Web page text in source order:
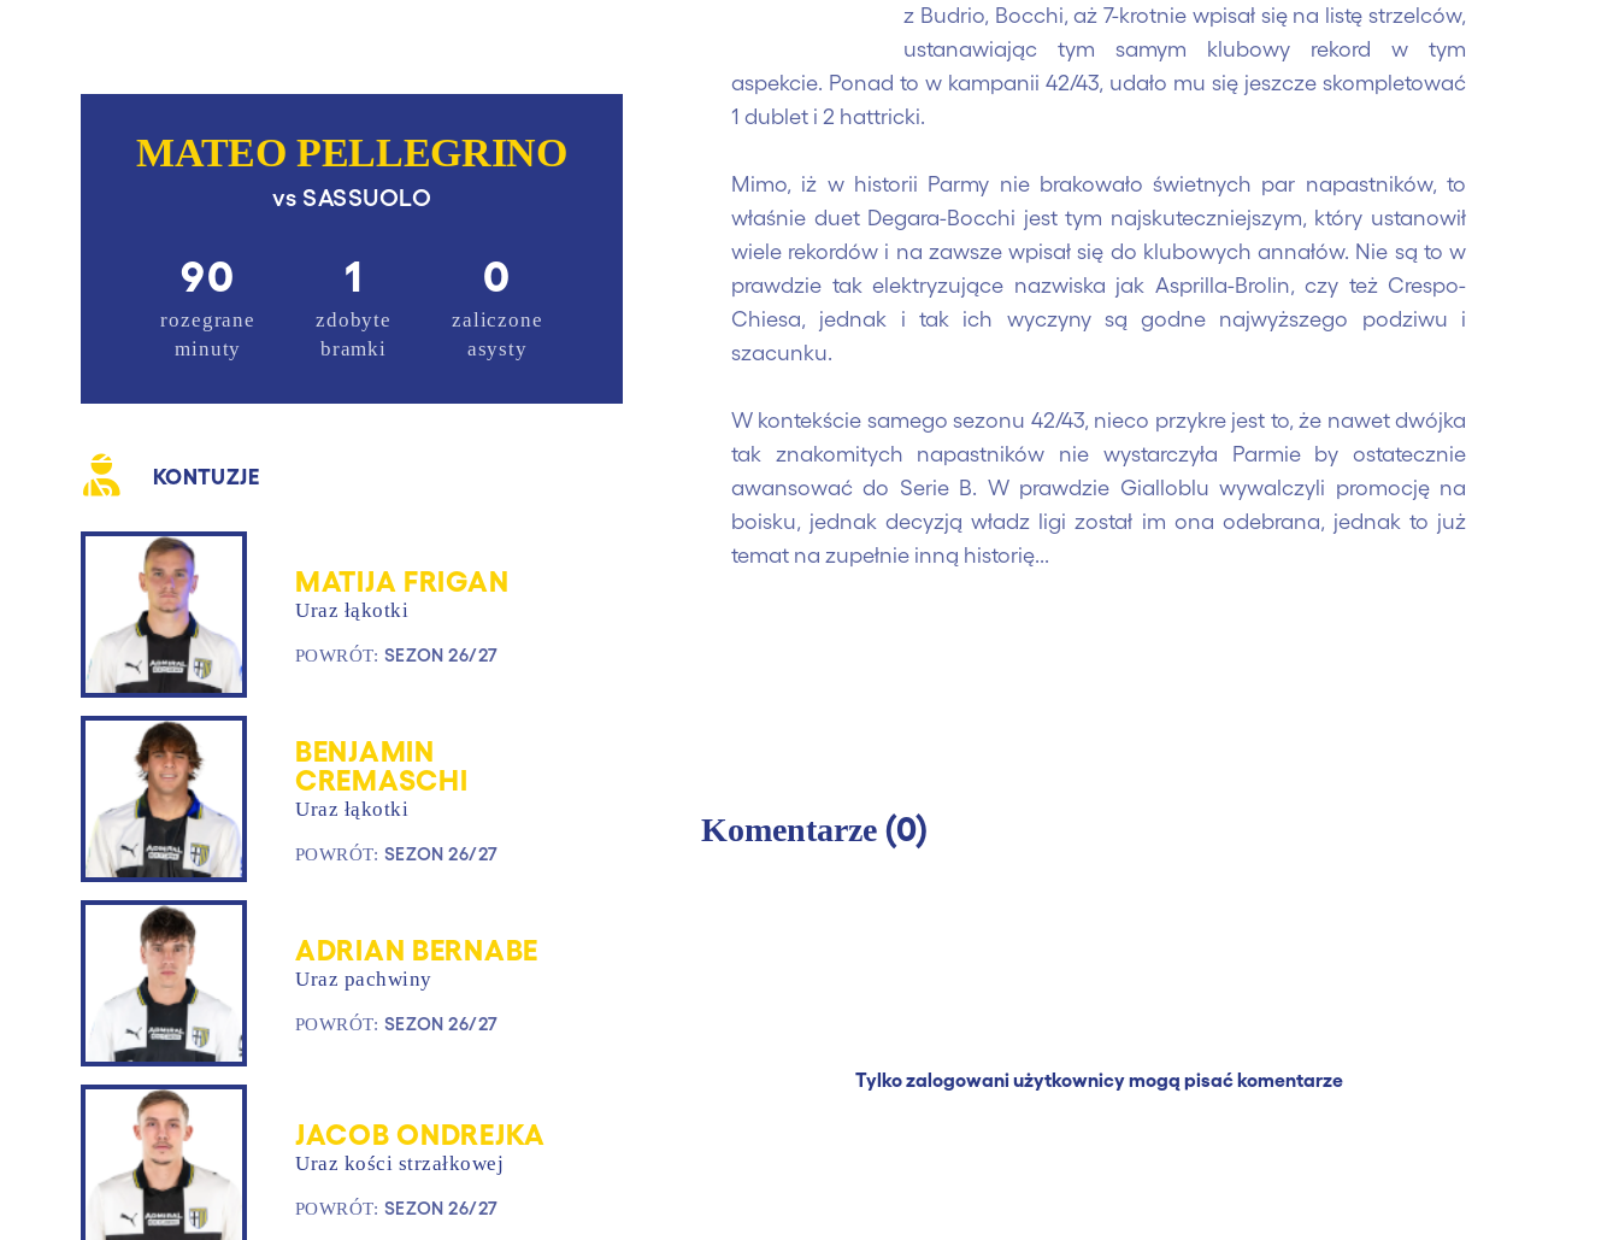
MATEO PELLEGRINO
vs SASSUOLO
90
rozegrane
minuty
1
zdobyte
bramki
0
zaliczone
asysty
KONTUZJE
MATIJA FRIGAN
Uraz łąkotki
POWRÓT: SEZON 26/27
BENJAMIN
CREMASCHI
Uraz łąkotki
POWRÓT: SEZON 26/27
ADRIAN BERNABE
Uraz pachwiny
POWRÓT: SEZON 26/27
JACOB ONDREJKA
Uraz kości strzałkowej
POWRÓT: SEZON 26/27
z Budrio, Bocchi, aż 7-krotnie wpisał się na listę strzelców,
ustanawiając tym samym klubowy rekord w tym
aspekcie. Ponad to w kampanii 42/43, udało mu się jeszcze skompletować
1 dublet i 2 hattricki.
Mimo, iż w historii Parmy nie brakowało świetnych par napastników, to
właśnie duet Degara-Bocchi jest tym najskuteczniejszym, który ustanowił
wiele rekordów i na zawsze wpisał się do klubowych annałów. Nie są to w
prawdzie tak elektryzujące nazwiska jak Asprilla-Brolin, czy też Crespo-
Chiesa, jednak i tak ich wyczyny są godne najwyższego podziwu i
szacunku.
W kontekście samego sezonu 42/43, nieco przykre jest to, że nawet dwójka
tak znakomitych napastników nie wystarczyła Parmie by ostatecznie
awansować do Serie B. W prawdzie Gialloblu wywalczyli promocję na
boisku, jednak decyzją władz ligi został im ona odebrana, jednak to już
temat na zupełnie inną historię...
Komentarze (0)
Tylko zalogowani użytkownicy mogą pisać komentarze